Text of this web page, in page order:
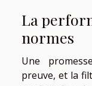
La
normes
Une
preuve, et la